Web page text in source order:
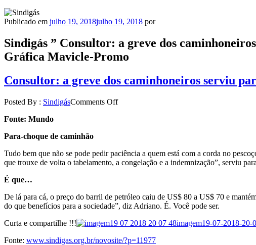
Publicado em julho 19, 2018julho 19, 2018 por
Sindigás ” Consultor: a greve dos
Gráfica Mavicle-Promo
Consultor: a greve dos caminhoneiros serviu
Posted By : SindigásComments Off
Fonte: Mundo
Para-choque de caminhão
Tudo bem que não se pode pedir paciência a quem está com a corda no
que trouxe de volta o tabelamento, a congelação e a indemnização”, serviu
É que…
De lá para cá, o preço do barril de petróleo caiu de US$ 80 a US$ 70 e
do que benefícios para a sociedade”, diz Adriano. É. Você pode ser.
Curta e compartilhe !!!
imagem19-07-2018-20-
Fonte: www.sindigas.org.br/novosite/?p=11977